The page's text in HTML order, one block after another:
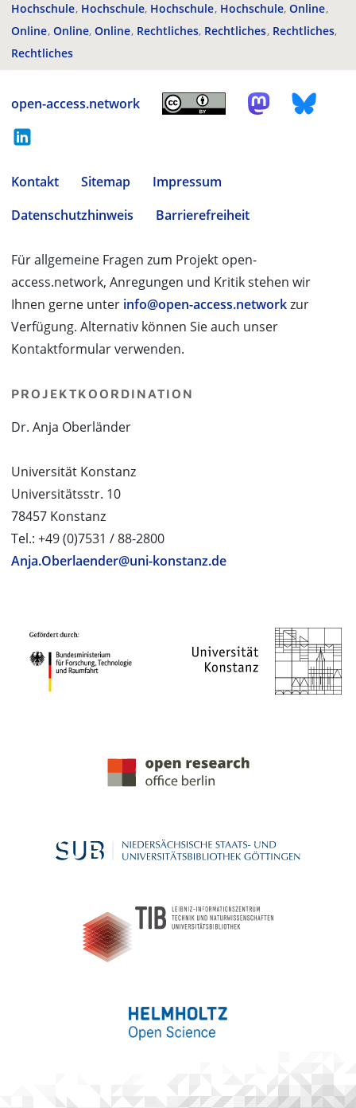
Hochschule Hochschule Hochschule Hochschule Online
Online Online Online Rechtliches Rechtliches Rechtliches
Rechtliches
open-access.network
Kontakt Sitemap
Impressum
Datenschutzhinweis
Barrierefreiheit
Für allgemeine Fragen zum Projekt open-
access.network, Anregungen und Kritik stehen wir
Ihnen gerne unter info@open-access.networkzur
Verfügung. Alternativ können Sie auch unser
Kontaktformular verwenden.
PROJEKTKOORDINATION
Dr. Anja Oberländer
Universität Konstanz
Universitätsstr. 10
78457 Konstanz
Tel.: +49 (0)7531 / 88-2800
Anja.Oberlaender@uni-konstanz.de